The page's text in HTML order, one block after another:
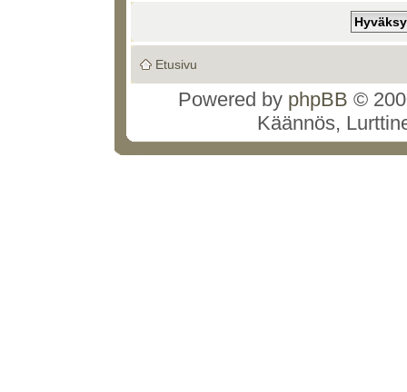
Etusivu
Powered by phpBB ©
Käännös,